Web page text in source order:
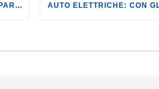
RANUCCI: PIENA SOLIDARIETÀ DA PARTE DI FEDERCONSUMATORI A SIGFRIDO RANUCCI E ALLA REDAZIONE DI REPORT.